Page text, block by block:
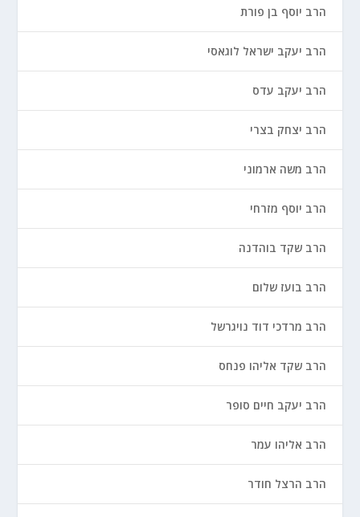
הרב יוסף בן פורת
הרב יעקב ישראל לוגאסי
הרב יעקב עדס
הרב יצחק בצרי
הרב משה ארמוני
הרב יוסף מזרחי
הרב שקד בוהדנה
הרב בועז שלום
הרב מרדכי דוד נויגרשל
הרב שקד אליהו פנחס
הרב יעקב חיים סופר
הרב אליהו עמר
הרב הרצל חודר